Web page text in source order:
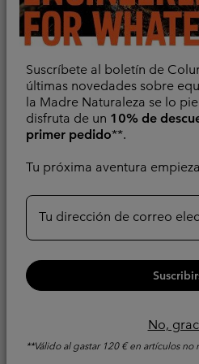
Suscríbete al boletín de
últimas novedades sobre
la Madre Naturaleza se lo
disfruta de un 10% de
primer pedido**.
Tu próxima aventura
Tu dirección de correo
No,
**Válido al gastar 120 € en artículos no
Centro de
Trucos de senderismo, guías
de expertos: todo lo que
excursiones cada vez mejor,
confianza.
Explora